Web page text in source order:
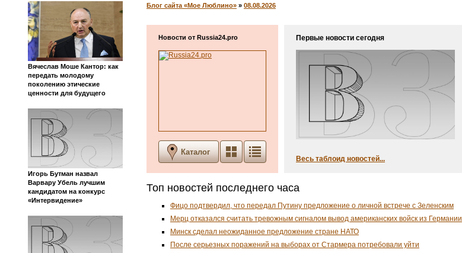
Вячеслав Моше Кантор: как
передать молодому
поколению этические
ценности для будущего
Игорь Бутман назвал
Варвару Убель лучшим
кандидатом на конкурс
«Интервидение»
Блог сайта «Мое Люблино» » 08.08.2026
Новости от Russia24.pro
Каталог
Первые новости сегодня
Весь таблоид новостей...
Топ новостей последнего часа
Фицо подтвердил, что передал Путину предложение о личной встрече с Зеленским
Мерц отказался считать тревожным сигналом вывод американских войск из Германии
Минск сделал неожиданное предложение стране НАТО
После серьезных поражений на выборах от Стармера потребовали уйти